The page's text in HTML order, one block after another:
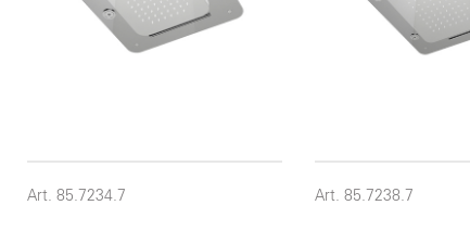
Art. 85.7234.7 Art. 85.7238.7